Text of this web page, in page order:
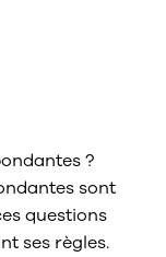
?
sont
questions
ses règles.